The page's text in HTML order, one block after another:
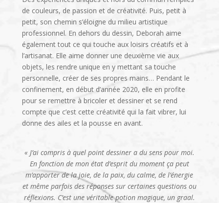
de couleurs, de passion et de créativité. Puis, petit à
petit, son chemin s’éloigne du milieu artistique
professionnel. En dehors du dessin, Deborah aime
également tout ce qui touche aux loisirs créatifs et à
l’artisanat. Elle aime donner une deuxième vie aux
objets, les rendre unique en y mettant sa touche
personnelle, créer de ses propres mains… Pendant le
confinement, en début d’année 2020, elle en profite
pour se remettre à bricoler et dessiner et se rend
compte que c’est cette créativité qui la fait vibrer, lui
donne des ailes et la pousse en avant.
« J’ai compris à quel point dessiner a du sens pour moi.
En fonction de mon état d’esprit du moment ça peut
m’apporter de la joie, de la paix, du calme, de l’énergie
et même parfois des réponses sur certaines questions ou
réflexions. C’est une véritable potion magique, un graal.